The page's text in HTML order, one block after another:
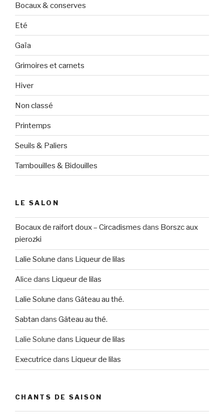
Bocaux & conserves
Eté
Gaïa
Grimoires et carnets
Hiver
Non classé
Printemps
Seuils & Paliers
Tambouilles & Bidouilles
LE SALON
Bocaux de raifort doux – Circadismes dans Borszc aux
pierozki
Lalie Solune dans Liqueur de lilas
Alice dans Liqueur de lilas
Lalie Solune dans Gâteau au thé.
Sabtan dans Gâteau au thé.
Lalie Solune dans Liqueur de lilas
Executrice dans Liqueur de lilas
CHANTS DE SAISON